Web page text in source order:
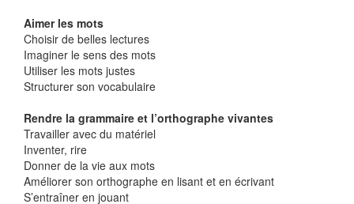
Aimer les mots
Choisir de belles lectures
Imaginer le sens des mots
Utiliser les mots justes
Structurer son vocabulaire
Rendre la grammaire et l’orthographe vivantes
Travailler avec du matériel
Inventer, rire
Donner de la vie aux mots
Améliorer son orthographe en lisant et en écrivant
S’entraîner en jouant